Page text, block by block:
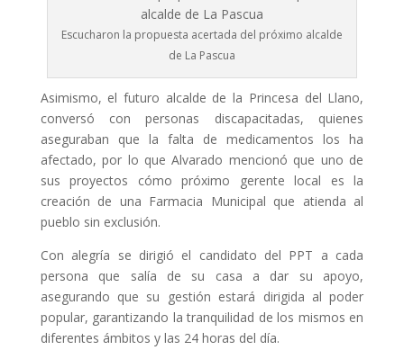
Escucharon la propuesta acertada del próximo alcalde
de La Pascua
Asimismo, el futuro alcalde de la Princesa del Llano,
conversó con personas discapacitadas, quienes
aseguraban que la falta de medicamentos los ha
afectado, por lo que Alvarado mencionó que uno de
sus proyectos cómo próximo gerente local es la
creación de una Farmacia Municipal que atienda al
pueblo sin exclusión.
Con alegría se dirigió el candidato del PPT a cada
persona que salía de su casa a dar su apoyo,
asegurando que su gestión estará dirigida al poder
popular, garantizando la tranquilidad de los mismos en
diferentes ámbitos y las 24 horas del día.